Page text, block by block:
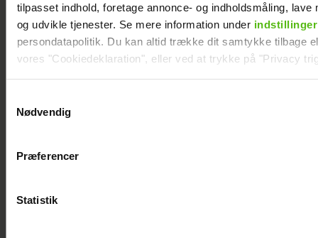
tilpasset indhold, foretage annonce- og indholdsmåling, lave
og udvikle tjenester. Se mere information under indstillinger
persondatapolitik. Du kan altid trække dit samtykke tilbage
vores "Cookiedeklaration", eller ved at trykke på "Privacy
Vi anvender egne cookies og cookies fra tredjeparter til at
generere statistik og huske dine præferencer samt til brug
Nødvendig
Præferencer
Statistik
Efter brud: Sofie Martinusen og Daniel Lazrak
har datet i skjul